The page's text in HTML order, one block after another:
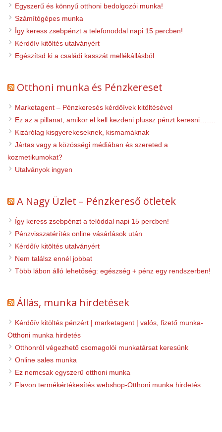
Egyszerű és könnyű otthoni bedolgozói munka!
Számítógépes munka
Így keress zsebpénzt a telefonoddal napi 15 percben!
Kérdőív kitöltés utalványért
Egészítsd ki a családi kasszát mellékállásból
Otthoni munka és Pénzkereset
Marketagent – Pénzkeresés kérdőívek kitöltésével
Ez az a pillanat, amikor el kell kezdeni plussz pénzt keresni…….
Kizárólag kisgyerekeseknek, kismamáknak
Jártas vagy a közösségi médiában és szereted a
kozmetikumokat?
Utalványok ingyen
A Nagy Üzlet – Pénzkereső ötletek
Így keress zsebpénzt a telóddal napi 15 percben!
Pénzvisszatérítés online vásárlások után
Kérdőív kitöltés utalványért
Nem találsz ennél jobbat
Több lábon álló lehetőség: egészség + pénz egy rendszerben!
Állás, munka hirdetések
Kérdőív kitöltés pénzért | marketagent | valós, fizető munka-
Otthoni munka hirdetés
Otthonról végezhető csomagolói munkatársat keresünk
Online sales munka
Ez nemcsak egyszerű otthoni munka
Flavon termékértékesítés webshop-Otthoni munka hirdetés